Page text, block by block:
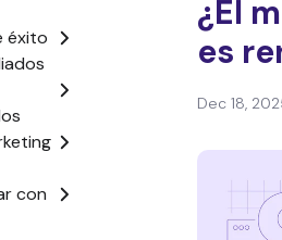
éxito
con
¿El
es
Dec 18,